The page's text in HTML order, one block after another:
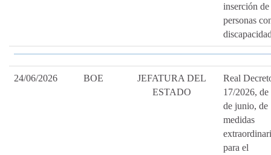
inserción de
personas
24/06/2026 BOE
JEFATURA DEL
ESTADO
Real
17/2026, de
de junio, de
medidas
para el